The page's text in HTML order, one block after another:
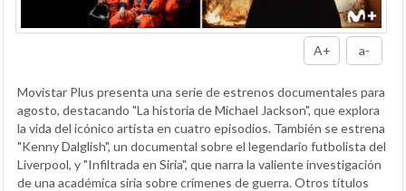
A+ a-
Movistar Plus presenta una serie de estrenos documentales para
agosto, destacando "La historia de Michael Jackson", que explora
la vida del icónico artista en cuatro episodios. También se estrena
"Kenny Dalglish", un documental sobre el legendario futbolista del
Liverpool, y "Infiltrada en Siria", que narra la valiente investigación
de una académica siria sobre crímenes de guerra. Otros títulos